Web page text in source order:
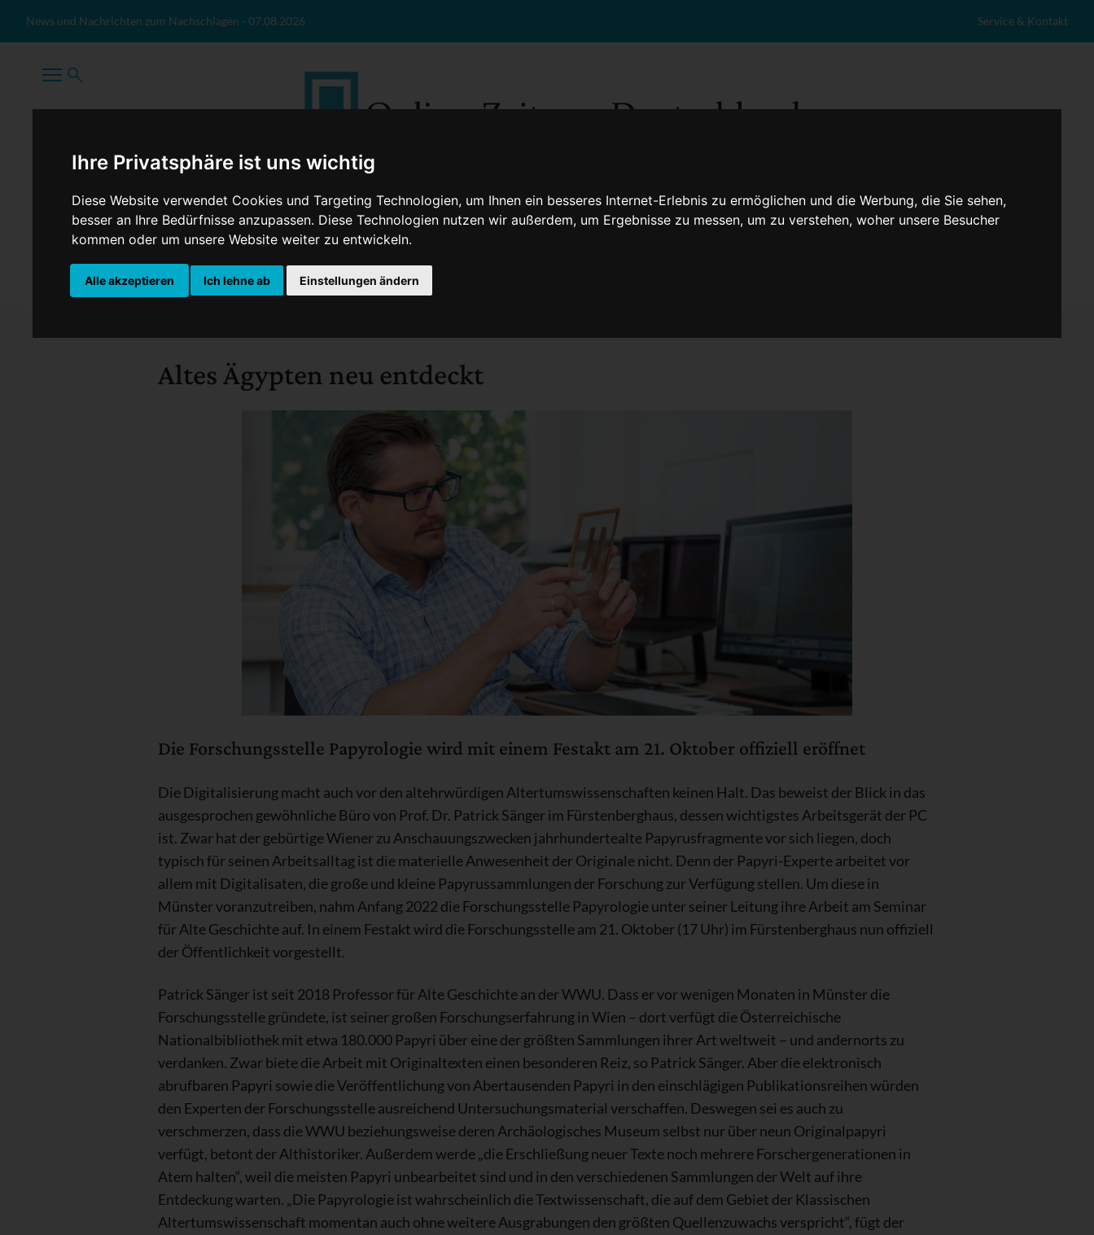
Ihre Privatsphäre ist uns wichtig
Diese Website verwendet Cookies und Targeting Technologien, um Ihnen ein besseres Internet-Erlebnis zu ermöglichen und die Werbung, die Sie sehen,
besser an Ihre Bedürfnisse anzupassen. Diese Technologien nutzen wir außerdem, um Ergebnisse zu messen, um zu verstehen, woher unsere Besucher
kommen oder um unsere Website weiter zu entwickeln.
Alle akzeptieren Ich lehne ab Einstellungen ändern
News und Nachrichten zum Nachschlagen - 07.08.2026 Service & Kontakt
TopNews Politik Sport Wirtschaft Firmennews Gesellschaft
Altes Ägypten neu entdeckt
Die Forschungsstelle Papyrologie wird mit einem Festakt am 21. Oktober offiziell eröffnet
Die Digitalisierung macht auch vor den altehrwürdigen Altertumswissenschaften keinen Halt. Das beweist der Blick in das
ausgesprochen gewöhnliche Büro von Prof. Dr. Patrick Sänger im Fürstenberghaus, dessen wichtigstes Arbeitsgerät der PC
ist. Zwar hat der gebürtige Wiener zu Anschauungszwecken jahrhundertealte Papyrusfragmente vor sich liegen, doch
typisch für seinen Arbeitsalltag ist die materielle Anwesenheit der Originale nicht. Denn der Papyri-Experte arbeitet vor
allem mit Digitalisaten, die große und kleine Papyrussammlungen der Forschung zur Verfügung stellen. Um diese in
Münster voranzutreiben, nahm Anfang 2022 die Forschungsstelle Papyrologie unter seiner Leitung ihre Arbeit am Seminar
für Alte Geschichte auf. In einem Festakt wird die Forschungsstelle am 21. Oktober (17 Uhr) im Fürstenberghaus nun offiziell
der Öffentlichkeit vorgestellt.
Patrick Sänger ist seit 2018 Professor für Alte Geschichte an der WWU. Dass er vor wenigen Monaten in Münster die
Forschungsstelle gründete, ist seiner großen Forschungserfahrung in Wien – dort verfügt die Österreichische
Nationalbibliothek mit etwa 180.000 Papyri über eine der größten Sammlungen ihrer Art weltweit – und andernorts zu
verdanken. Zwar biete die Arbeit mit Originaltexten einen besonderen Reiz, so Patrick Sänger. Aber die elektronisch
abrufbaren Papyri sowie die Veröffentlichung von Abertausenden Papyri in den einschlägigen Publikationsreihen würden
den Experten der Forschungsstelle ausreichend Untersuchungsmaterial verschaffen. Deswegen sei es auch zu
verschmerzen, dass die WWU beziehungsweise deren Archäologisches Museum selbst nur über neun Originalpapyri
verfügt, betont der Althistoriker. Außerdem werde „die Erschließung neuer Texte noch mehrere Forschergenerationen in
Atem halten“, weil die meisten Papyri unbearbeitet sind und in den verschiedenen Sammlungen der Welt auf ihre
Entdeckung warten. „Die Papyrologie ist wahrscheinlich die Textwissenschaft, die auf dem Gebiet der Klassischen
Altertumswissenschaft momentan auch ohne weitere Ausgrabungen den größten Quellenzuwachs verspricht“, fügt der